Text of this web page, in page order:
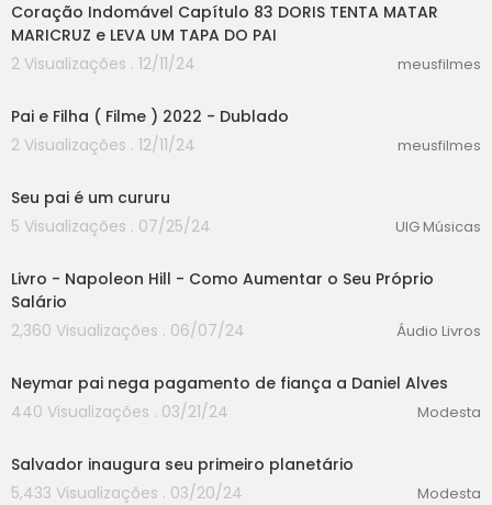
Coração Indomável Capítulo 83 DORIS TENTA MATAR
MARICRUZ e LEVA UM TAPA DO PAI
2 Visualizações . 12/11/24
meusfilmes
Pai e Filha ( Filme ) 2022 - Dublado
2 Visualizações . 12/11/24
meusfilmes
Seu pai é um cururu
5 Visualizações . 07/25/24
UIG Músicas
Livro - Napoleon Hill - Como Aumentar o Seu Próprio
Salário
2,360 Visualizações . 06/07/24
Áudio Livros
Neymar pai nega pagamento de fiança a Daniel Alves
440 Visualizações . 03/21/24
Modesta
Salvador inaugura seu primeiro planetário
5,433 Visualizações . 03/20/24
Modesta